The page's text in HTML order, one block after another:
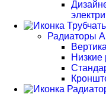
Радиаторы
Низкие